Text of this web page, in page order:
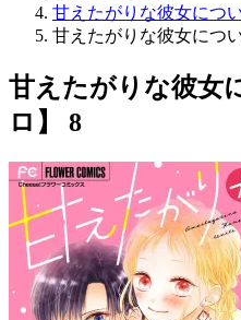
甘えたがりな彼女につ
甘えたがりな彼女につ
甘えたがりな彼女
ロ】 8